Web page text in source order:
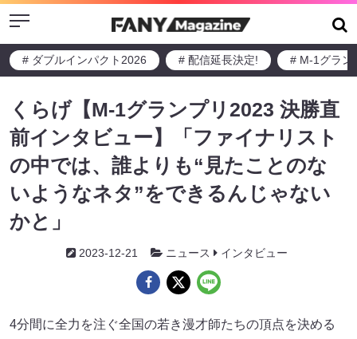
Menu
# ダブルインパクト2026 # 配信延長決定! # M-1グラン
くらげ【M-1グランプリ2023 決勝直
前インタビュー】「ファイナリスト
の中では、誰よりも“見たことのな
いようなネタ”をできるんじゃない
かと」
2023-12-21 ニュース インタビュー
4分間に全力を注ぐ全国の若き漫才師たちの頂点を決める